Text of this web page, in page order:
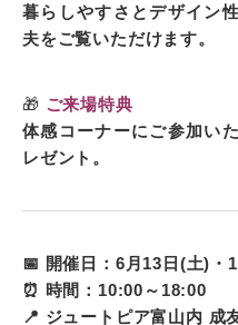
暮らしやすさとデザイン
夫をご覧いただけます。
🎁 ご来場特典
体感コーナーにご参加い
レゼント。
📅 開催日：6月13日(土)・
⏰ 時間：10:00～18:00
📍 ジュートピア富山内 成